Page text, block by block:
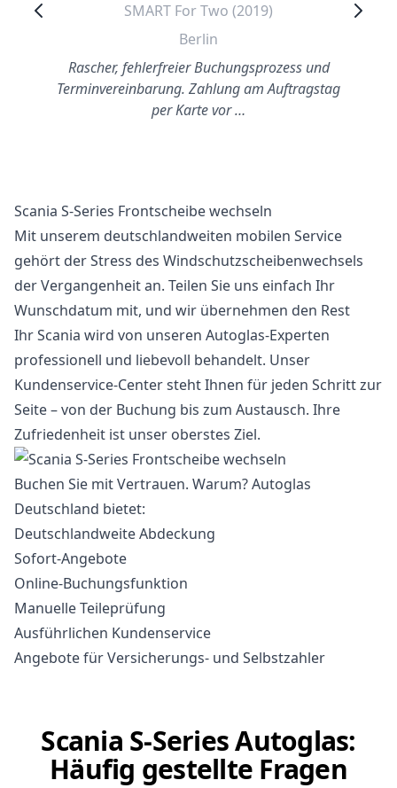
SMART For Two (2019)
Berlin
Rascher, fehlerfreier Buchungsprozess und
Terminvereinbarung. Zahlung am Auftragstag
per Karte vor …
Scania S-Series Frontscheibe wechseln
Mit unserem deutschlandweiten mobilen Service
gehört der Stress des Windschutzscheibenwechsels
der Vergangenheit an. Teilen Sie uns einfach Ihr
Wunschdatum mit, und wir übernehmen den Rest
Ihr Scania wird von unseren Autoglas-Experten
professionell und liebevoll behandelt. Unser
Kundenservice-Center steht Ihnen für jeden Schritt zur
Seite – von der Buchung bis zum Austausch. Ihre
Zufriedenheit ist unser oberstes Ziel.
Buchen Sie mit Vertrauen. Warum? Autoglas
Deutschland bietet:
Deutschlandweite Abdeckung
Sofort-Angebote
Online-Buchungsfunktion
Manuelle Teileprüfung
Ausführlichen Kundenservice
Angebote für Versicherungs- und Selbstzahler
Scania S-Series Autoglas:
Häufig gestellte Fragen